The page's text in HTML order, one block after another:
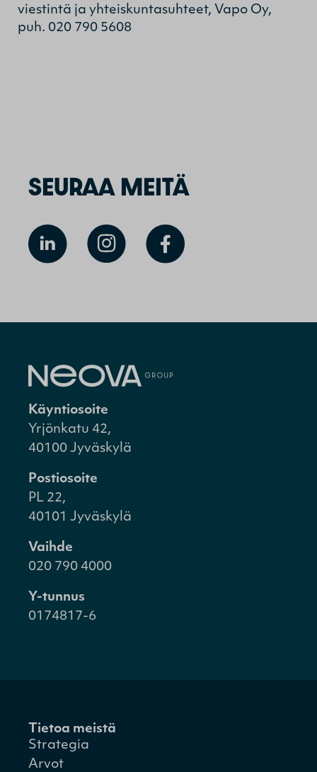
viestintä ja yhteiskuntasuhteet, Vapo Oy,
puh. 020 790 5608
SEURAA MEITÄ
Käyntiosoite
Yrjönkatu 42,
40100 Jyväskylä
Postiosoite
PL 22,
40101 Jyväskylä
Vaihde
020 790 4000
Y-tunnus
0174817-6
Tietoa meistä
Strategia
Arvot